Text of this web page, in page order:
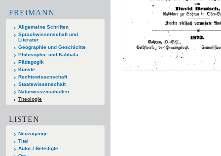
FREIMANN
Allgemeine Schriften
Sprachwissenschaft und
Literatur
Geographie und Geschichte
Philosophie und Kabbala
Pädagogik
Künste
Rechtswissenschaft
Staatswissenschaft
Naturwissenschaften
Theologie
LISTEN
Neuzugänge
Titel
Autor / Beteiligte